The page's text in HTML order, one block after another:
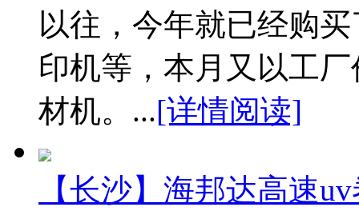
以往，今年就已经购
印机等，本月又以工
材机。...[详情阅读]
【长沙】海邦达高速